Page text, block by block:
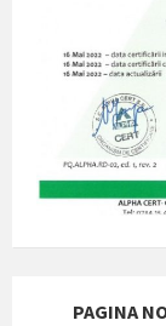
PAGINA